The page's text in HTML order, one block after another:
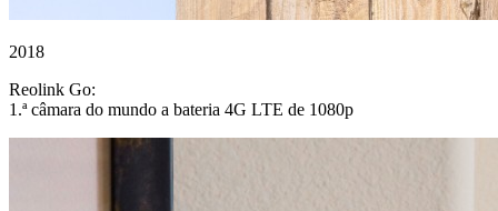
2018
Reolink Go:
1.ª câmara do mundo a bateria 4G LTE de 1080p